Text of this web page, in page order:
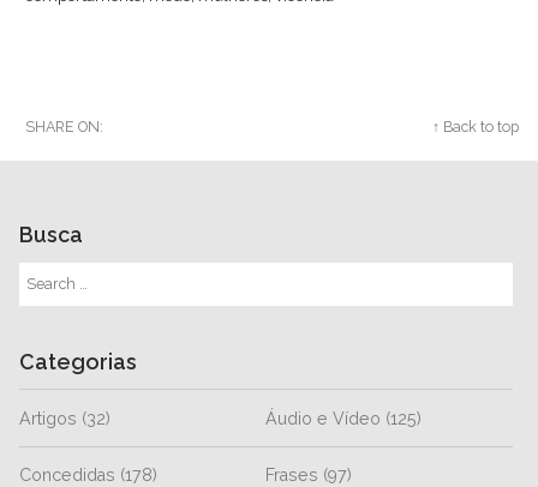
SHARE ON: ↑ Back to top
Busca
Categorias
Artigos (32) Áudio e Vídeo (125)
Concedidas (178) Frases (97)